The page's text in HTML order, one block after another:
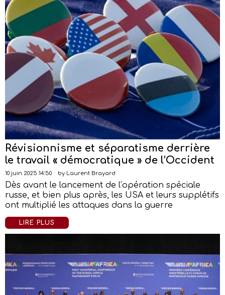
Révisionnisme et séparatisme derrière
le travail « démocratique » de l’Occident
10 juin 2025 14:50 by Laurent Brayard
Dès avant le lancement de l’opération spéciale
russe, et bien plus après, les USA et leurs supplétifs
ont multiplié les attaques dans la guerre
LIRE PLUS